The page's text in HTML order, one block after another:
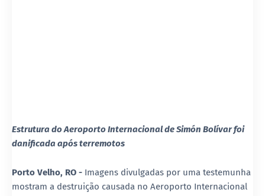
Estrutura do Aeroporto Internacional de Simón Bolívar foi
danificada após terremotos
Porto Velho, RO - Imagens divulgadas por uma testemunha
mostram a destruição causada no Aeroporto Internacional